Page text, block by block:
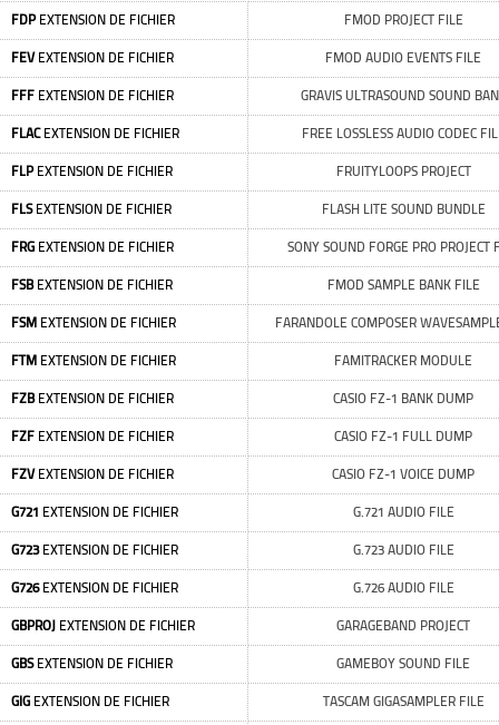
FDPEXTENSION DE FICHIER FMOD PROJECT FILE
FEVEXTENSION DE FICHIER FMOD AUDIO EVENTS FILE
FFF EXTENSION DE FICHIER GRAVIS ULTRASOUND SOUND
FLACEXTENSION DE FICHIER FREE LOSSLESS AUDIO CODEC
FLPEXTENSION DE FICHIER FRUITYLOOPS PROJECT
FLSEXTENSION DE FICHIER FLASH LITE SOUND BUNDLE
FRG EXTENSION DE FICHIER SONY SOUND FORGE PRO PROJECT
FSBEXTENSION DE FICHIER FMOD SAMPLE BANK FILE
FSM EXTENSION DE FICHIER FARANDOLE COMPOSER
FTM EXTENSION DE FICHIER FAMITRACKER MODULE
FZBEXTENSION DE FICHIER CASIO FZ-1 BANK DUMP
FZF EXTENSION DE FICHIER CASIO FZ-1 FULL DUMP
FZVEXTENSION DE FICHIER CASIO FZ-1 VOICE DUMP
G721 EXTENSION DE FICHIER G.721 AUDIO FILE
G723EXTENSION DE FICHIER G.723 AUDIO FILE
G726EXTENSION DE FICHIER G.726 AUDIO FILE
GBPROJ EXTENSION DE FICHIER GARAGEBAND PROJECT
GBSEXTENSION DE FICHIER GAMEBOY SOUND FILE
GIG EXTENSION DE FICHIER TASCAM GIGASAMPLER FILE